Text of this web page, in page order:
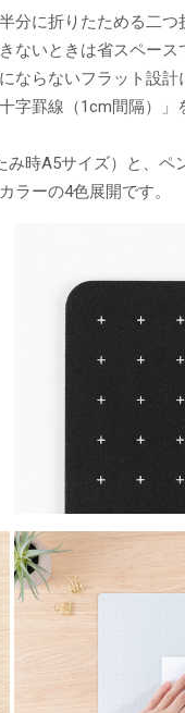
分に折りたためる二
ないときは省スペー
ならないフラット設
字罫線（1cm間隔）
時A5サイズ）と、
ラーの4色展開です。